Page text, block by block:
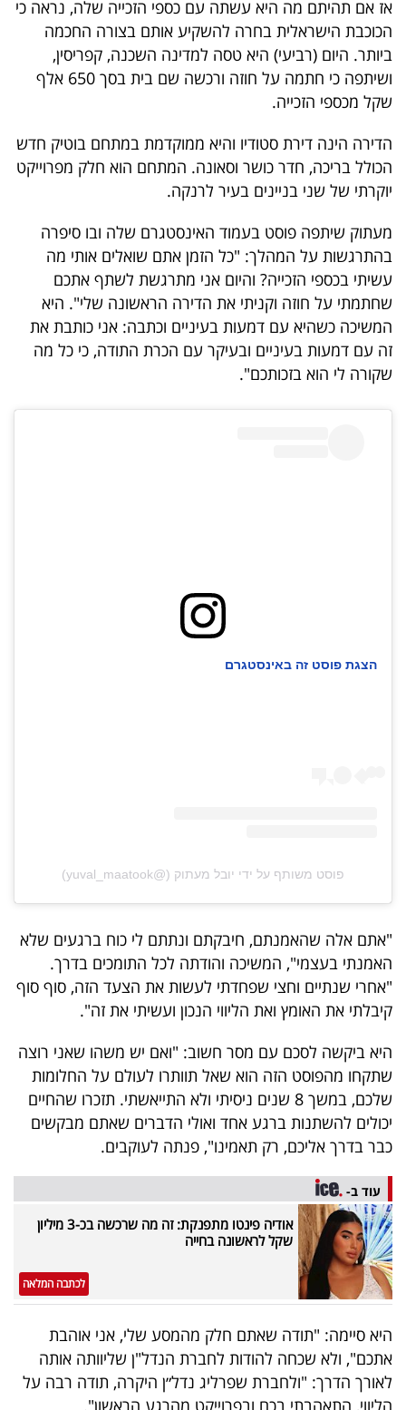
המילון
הכלכלי
פודקאסט
40
UNDER
שיתופי
פעולה
אז אם תהיתם מה היא עשתה עם כספי הזכייה שלה, נראה כי
הכוכבת הישראלית בחרה להשקיע אותם בצורה החכמה
ביותר. היום (רביעי) היא טסה למדינה השכנה, קפריסין,
ושיתפה כי חתמה על חוזה ורכשה שם בית בסך 650 אלף
שקל מכספי הזכייה.
הדירה הינה דירת סטודיו והיא ממוקדמת במתחם בוטיק חדש
הכולל בריכה, חדר כושר וסאונה. המתחם הוא חלק מפרוייקט
יוקרתי של שני בניינים בעיר לרנקה.
מעתוק שיתפה פוסט בעמוד האינסטגרם שלה ובו סיפרה
בהתרגשות על המהלך: "כל הזמן אתם שואלים אותי מה
עשיתי בכספי הזכייה? והיום אני מתרגשת לשתף אתכם
שחתמתי על חוזה וקניתי את הדירה הראשונה שלי". היא
המשיכה כשהיא עם דמעות בעיניים וכתבה: אני כותבת את
זה עם דמעות בעיניים ובעיקר עם הכרת התודה, כי כל מה
שקורה לי הוא בזכותכם".
הצגת פוסט זה באינסטגרם
פוסט משותף על ידי ‏‎יובל מעתוק‎‏ (@‏‎yuval_maatook‎‏)
"אתם אלה שהאמנתם, חיבקתם ונתתם לי כוח ברגעים שלא
האמנתי בעצמי", המשיכה והודתה לכל התומכים בדרך.
"אחרי שנתיים וחצי שפחדתי לעשות את הצעד הזה, סוף סוף
קיבלתי את האומץ ואת הליווי הנכון ועשיתי את זה".
היא ביקשה לסכם עם מסר חשוב: "ואם יש משהו שאני רוצה
שתקחו מהפוסט הזה הוא שאל תוותרו לעולם על החלומות
שלכם, במשך 8 שנים ניסיתי ולא התייאשתי. תזכרו שהחיים
יכולים להשתנות ברגע אחד ואולי הדברים שאתם מבקשים
כבר בדרך אליכם, רק תאמינו", פנתה לעוקבים.
עוד ב-
אודיה פינטו מתפנקת: זה מה שרכשה בכ-3 מיליון
שקל לראשונה בחייה
לכתבה המלאה
היא סיימה: "תודה שאתם חלק מהמסע שלי, אני אוהבת
אתכם", ולא שכחה להודות לחברת הנדל"ן שליוותה אותה
לאורך הדרך: "ולחברת שפרליג נדל״ן היקרה, תודה רבה על
הליווי, התאהבתי בכם ובפרוייקט מהרגע הראשון".